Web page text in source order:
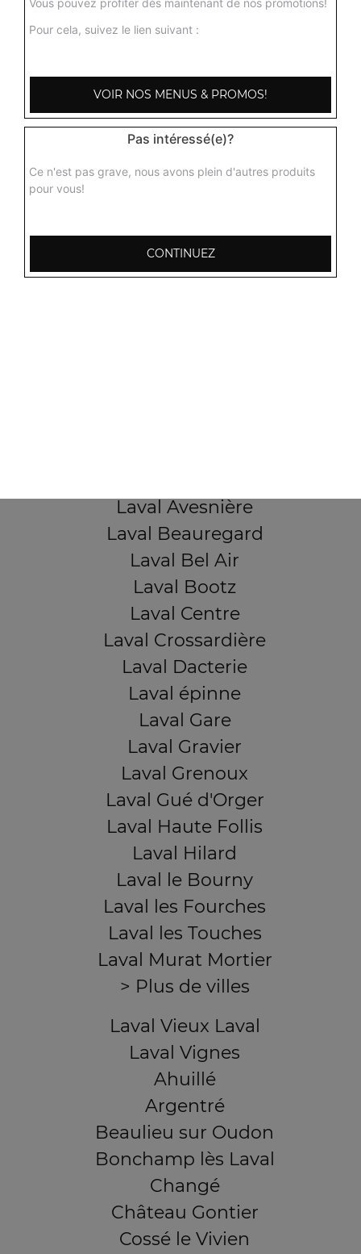
Laval Avesnière
Laval Beauregard
Laval Bel Air
Laval Bootz
Laval Centre
Laval Crossardière
Laval Dacterie
Laval épinne
Laval Gare
Laval Gravier
Laval Grenoux
Laval Gué d'Orger
Laval Haute Follis
Laval Hilard
Laval le Bourny
Laval les Fourches
Laval les Touches
Laval Murat Mortier
> Plus de villes
Laval Vieux Laval
Laval Vignes
Ahuillé
Argentré
Beaulieu sur Oudon
Bonchamp lès Laval
Changé
Château Gontier
Cossé le Vivien
Pour cela, suivez le lien suivant :
VOIR NOS MENUS & PROMOS!
Pas intéressé(e)?
Ce n'est pas grave, nous avons plein d'autres produits
pour vous!
CONTINUEZ